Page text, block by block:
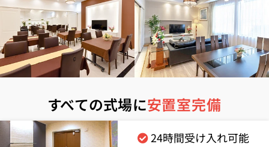
すべての式場に安置室完備
24時間受け入れ可能